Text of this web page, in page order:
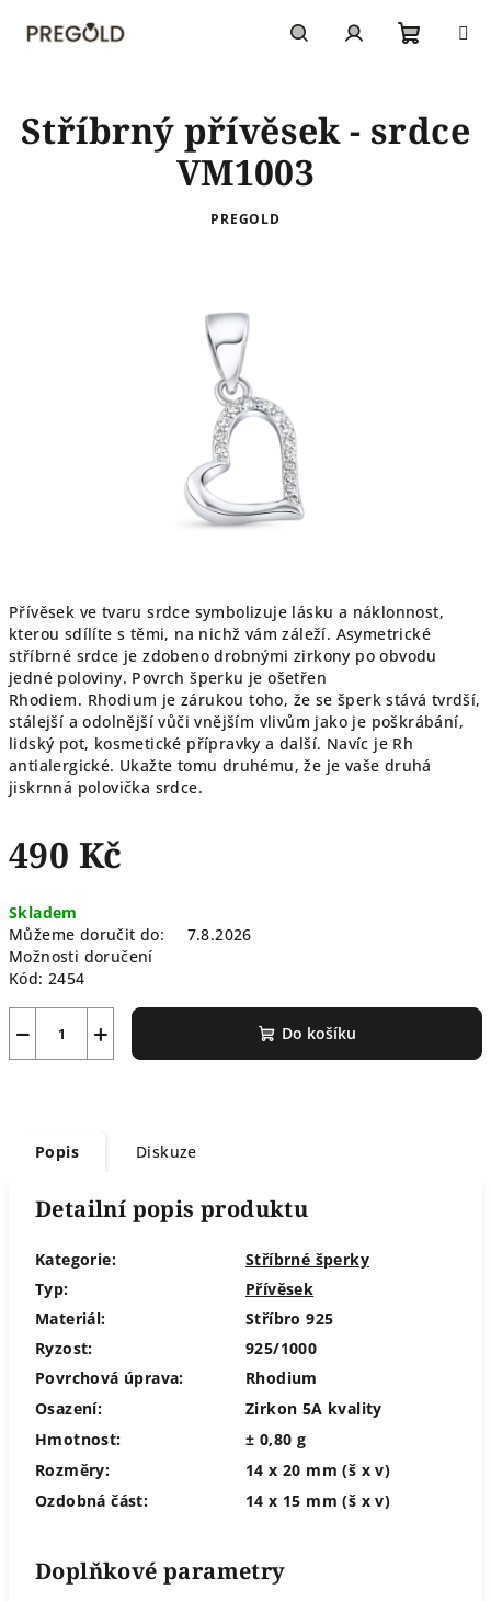
košík
Přívěsek ve tvaru srdce symbolizuje lásku a náklonnost,
kterou sdílíte s těmi, na nichž vám záleží. Asymetrické
stříbrné srdce je zdobeno drobnými zirkony po obvodu
jedné poloviny. Povrch šperku je ošetřen
Rhodiem. Rhodium je zárukou toho, že se šperk stává tvrdší,
stálejší a odolnější vůči vnějším vlivům jako je poškrábání,
lidský pot, kosmetické přípravky a další. Navíc je Rh
antialergické. Ukažte tomu druhému, že je vaše druhá
jiskrnná polovička srdce.
490 Kč
cena:
Skladem
Můžeme doručit do:
7.8.2026
Možnosti doručení
Kód: 2454
+
− Do košíku
Stříbrný přívěsek - srdce
VM1003
PREGOLD
Popis Diskuze
Detailní popis produktu
Kategorie:
Stříbrné šperky
Typ:
Přívěsek
Materiál:
Stříbro 925
Ryzost:
925/1000
Povrchová úprava:
Rhodium
Osazení:
Zirkon 5A kvality
Hmotnost:
± 0,80 g
Rozměry:
14 x 20 mm (š x v)
Ozdobná část:
14 x 15 mm (š x v)
Doplňkové parametry